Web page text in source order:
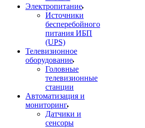
Электропитание
Источники
бесперебойного
питания ИБП
(UPS)
Телевизионное
оборудование
Головные
телевизионные
станции
Автоматизация и
мониторинг
Датчики и
сенсоры